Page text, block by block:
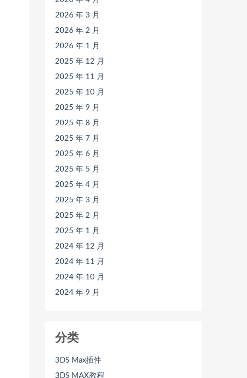
2026 年 3 月
2026 年 2 月
2026 年 1 月
2025 年 12 月
2025 年 11 月
2025 年 10 月
2025 年 9 月
2025 年 8 月
2025 年 7 月
2025 年 6 月
2025 年 5 月
2025 年 4 月
2025 年 3 月
2025 年 2 月
2025 年 1 月
2024 年 12 月
2024 年 11 月
2024 年 10 月
2024 年 9 月
分类
3DS Max插件
3DS MAX教程